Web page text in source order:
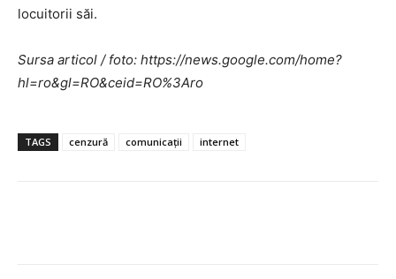
locuitorii săi.
Sursa articol / foto: https://news.google.com/home?
hl=ro&gl=RO&ceid=RO%3Aro
TAGS cenzură comunicații internet